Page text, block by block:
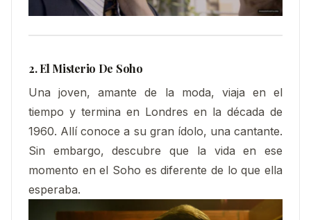
2. El Misterio De Soho
Una joven, amante de la moda, viaja en el
tiempo y termina en Londres en la década de
1960. Allí conoce a su gran ídolo, una cantante.
Sin embargo, descubre que la vida en ese
momento en el Soho es diferente de lo que ella
esperaba.